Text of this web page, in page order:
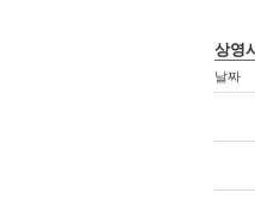
상영
날짜